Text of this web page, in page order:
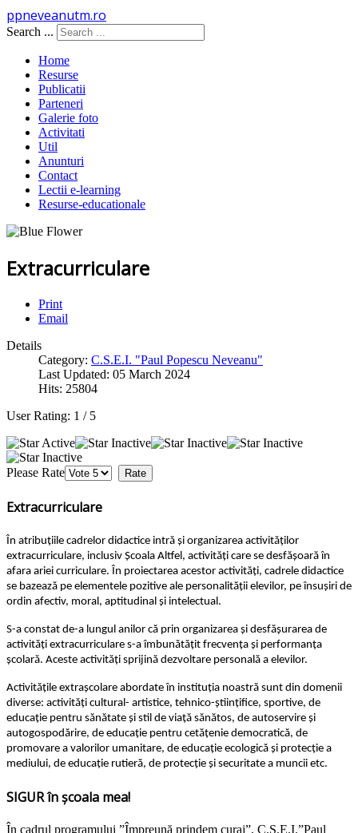
ppneveanutm.ro
Search ...
Home
Resurse
Publicatii
Parteneri
Galerie foto
Activitati
Util
Anunturi
Contact
Lectii e-learning
Resurse-educationale
Extracurriculare
Print
Email
Details
Category: C.S.E.I. "Paul Popescu Neveanu"
Last Updated: 05 March 2024
Hits: 25804
User Rating: 1 / 5
Please Rate
Extracurriculare
În atribuțiile cadrelor didactice intră și organizarea activităților
extracurriculare, inclusiv Școala Altfel, activități care se desfășoară în
afara ariei curriculare. În proiectarea acestor activități, cadrele didactice
se bazează pe elementele pozitive ale personalității elevilor, pe însușiri de
ordin afectiv, moral, aptitudinal și intelectual.
S-a constat de-a lungul anilor că prin organizarea și desfășurarea de
activități extracurriculare s-a îmbunătățit frecvența și performanța
școlară. Aceste activități sprijină dezvoltare personală a elevilor.
Activitățile extrașcolare abordate în instituția noastră sunt din domenii
diverse: activități cultural- artistice, tehnico-științifice, sportive, de
educație pentru sănătate și stil de viață sănătos, de autoservire și
autogospodărire, de educație pentru cetățenie democratică, de
promovare a valorilor umanitare, de educație ecologică și protecție a
mediului, de educație rutieră, de protecție și securitate a muncii etc.
SIGUR în școala mea!
În cadrul programului ˮÎmpreună prindem curajˮ, C.Ș.E.I.ˮPaul